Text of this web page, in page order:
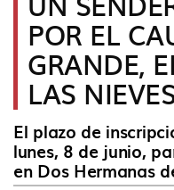
POR EL
GRANDE,
LAS
El plazo de
lunes, 8 de junio,
en Dos Hermanas